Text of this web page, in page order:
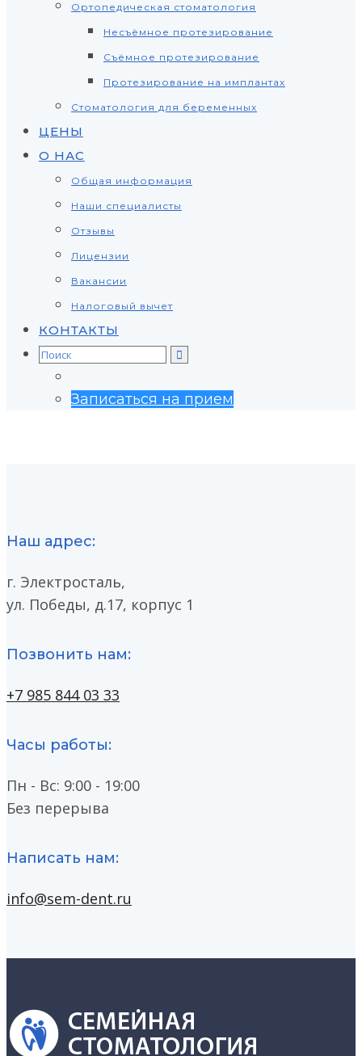
Ортопедическая стоматология
Несъёмное протезирование
Съёмное протезирование
Протезирование на имплантах
Стоматология для беременных
ЦЕНЫ
О НАС
Общая информация
Наши специалисты
Отзывы
Лицензии
Вакансии
Налоговый вычет
КОНТАКТЫ
Search
for:
Записаться на прием
Наш адрес:
г. Электросталь,
ул. Победы, д.17, корпус 1
Позвонить нам:
+7 985 844 03 33
Часы работы:
Пн - Вс: 9:00 - 19:00
Без перерыва
Написать нам:
info@sem-dent.ru